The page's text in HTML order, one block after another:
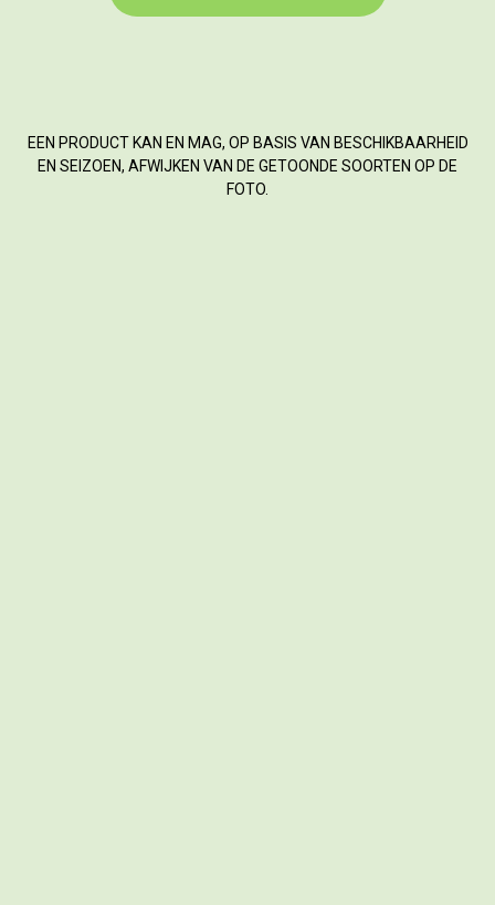
EEN PRODUCT KAN EN MAG, OP BASIS VAN BESCHIKBAARHEID
EN SEIZOEN, AFWIJKEN VAN DE GETOONDE SOORTEN OP DE
FOTO.